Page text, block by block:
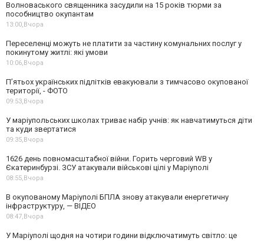
Волноваського священника засудили на 15 років тюрми за
пособництво окупантам
13:00,Вчора
Переселенці можуть не платити за частину комунальних послуг у
покинутому житлі: які умови
10:06,Вчора
П’ятьох українських підлітків евакуювали з тимчасово окупованої
території, - ФОТО
09:53,Вчора
У маріупольських школах триває набір учнів: як навчатимуться діти
та куди звертатися
09:35,Вчора
1626 день повномасштабної війни. Горить черговий WB у
Єкатеринбурзі. ЗСУ атакували військові цілі у Маріуполі
08:55,Вчора
В окупованому Маріуполі БПЛА знову атакували енергетичну
інфраструктуру, — ВІДЕО
08:47,Вчора
У Маріуполі щодня на чотири години відключатимуть світло: це